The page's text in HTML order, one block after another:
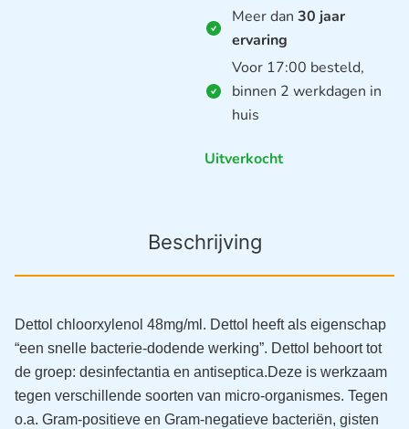
Meer dan 30 jaar
ervaring
Voor 17:00 besteld,
binnen 2 werkdagen in
huis
Uitverkocht
Beschrijving
Dettol chloorxylenol 48mg/ml. Dettol heeft als eigenschap
“een snelle bacterie-dodende werking”. Dettol behoort tot
de groep: desinfectantia en antiseptica.Deze is werkzaam
tegen verschillende soorten van micro-organismes. Tegen
o.a. Gram-positieve en Gram-negatieve bacteriën, gisten